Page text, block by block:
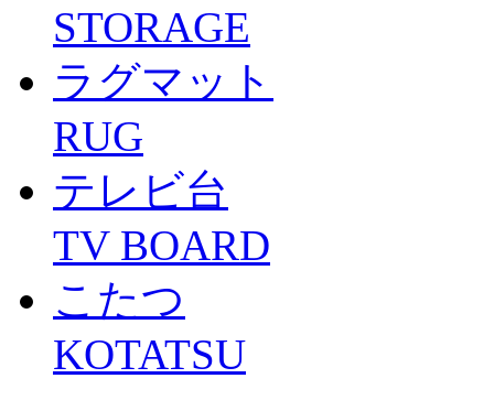
STORAGE
ラグマット
RUG
テレビ台
TV BOARD
こたつ
KOTATSU